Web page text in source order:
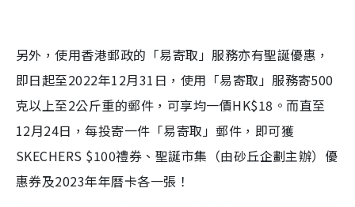
另外，使用香港郵政的「易寄取」服務亦有聖誕優惠，
即日起至2022年12月31日，使用「易寄取」服務寄500
克以上至2公斤重的郵件，可享均一價HK$18。而直至
12月24日，每投寄一件「易寄取」郵件，即可獲
SKECHERS $100禮券、聖誕市集（由砂丘企劃主辦）優
惠券及2023年年曆卡各一張！